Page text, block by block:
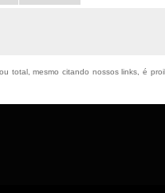
total, mesmo citando nossos links, é